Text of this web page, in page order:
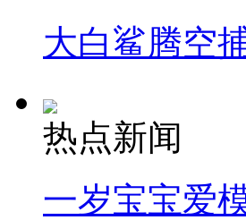
大白鲨腾空
热点新闻
一岁宝宝爱